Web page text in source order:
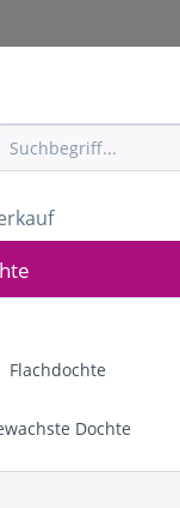
Flachdochte
Dochte